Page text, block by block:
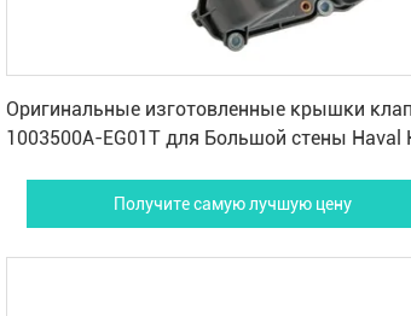
Оригинальные изготовленные крышки
1003500A-EG01T для Большой стены Haval
Получите самую лучшую цену